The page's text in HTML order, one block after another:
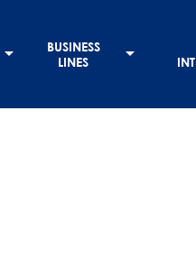
BUSINESS
LINES